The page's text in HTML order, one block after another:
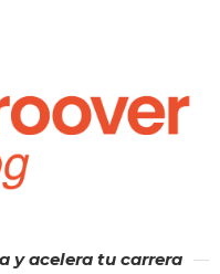
y acelera tu carrera